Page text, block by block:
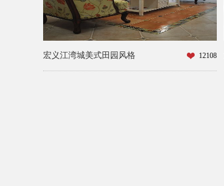
宏义江湾城美式田园风格 12108